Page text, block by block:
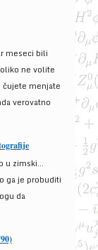
meseci bili
ne volite
menjate
verovatno
u zimski...
ga je probuditi
da